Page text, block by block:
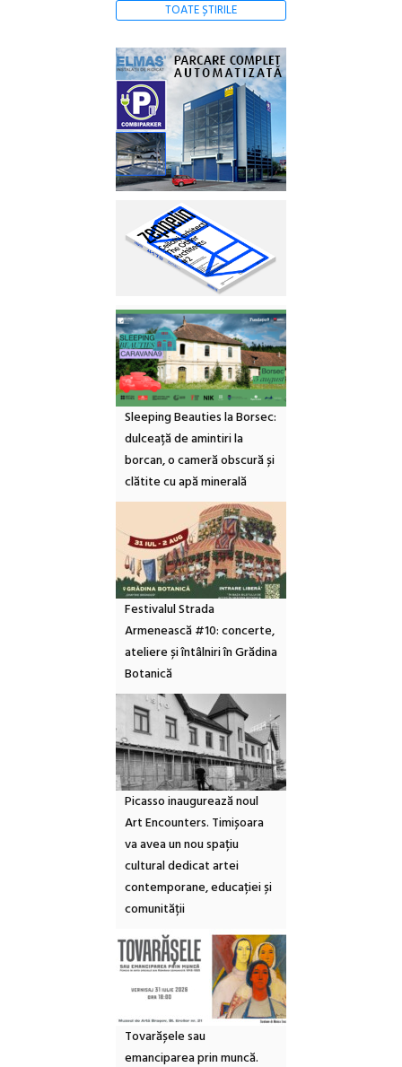
TOATE ȘTIRILE
Sleeping Beauties la Borsec:
dulceață de amintiri la
borcan, o cameră obscură și
clătite cu apă minerală
Festivalul Strada
Armenească #10: concerte,
ateliere și întâlniri în Grădina
Botanică
Picasso inaugurează noul
Art Encounters. Timișoara
va avea un nou spațiu
cultural dedicat artei
contemporane, educației și
comunității
Tovarășele sau
emanciparea prin muncă.